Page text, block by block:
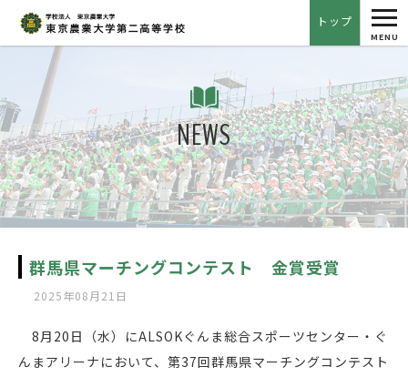
トップ
MENU
NEWS
群馬県マーチングコンテスト 金賞受賞
2025年08月21日
8月20日（水）にALSOKぐんま総合スポーツセンター・ぐ
んまアリーナにおいて、第37回群馬県マーチングコンテスト